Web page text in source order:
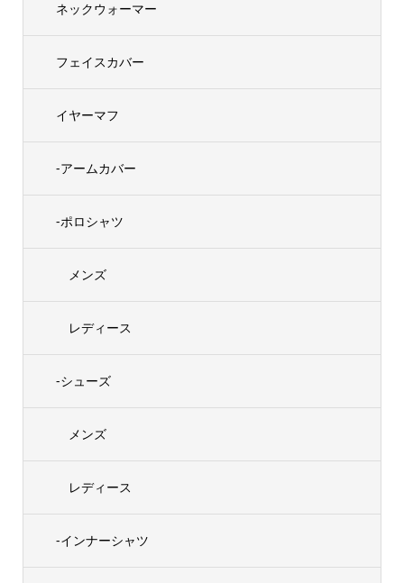
ネックウォーマー
フェイスカバー
イヤーマフ
-アームカバー
-ポロシャツ
メンズ
レディース
-シューズ
メンズ
レディース
-インナーシャツ